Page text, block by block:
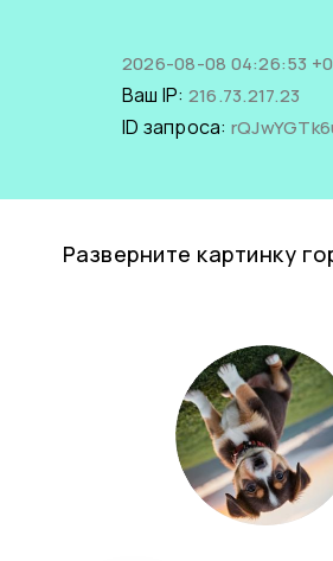
2026-08-08 04:26:53
Ваш IP: 216.73.217.23
ID запроса:
Разверните картинку